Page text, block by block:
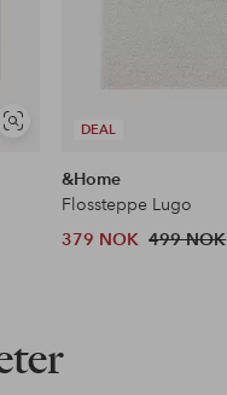
Vis
DEAL
&Home
Flossteppe Lugo
379 NOK 499 NOK